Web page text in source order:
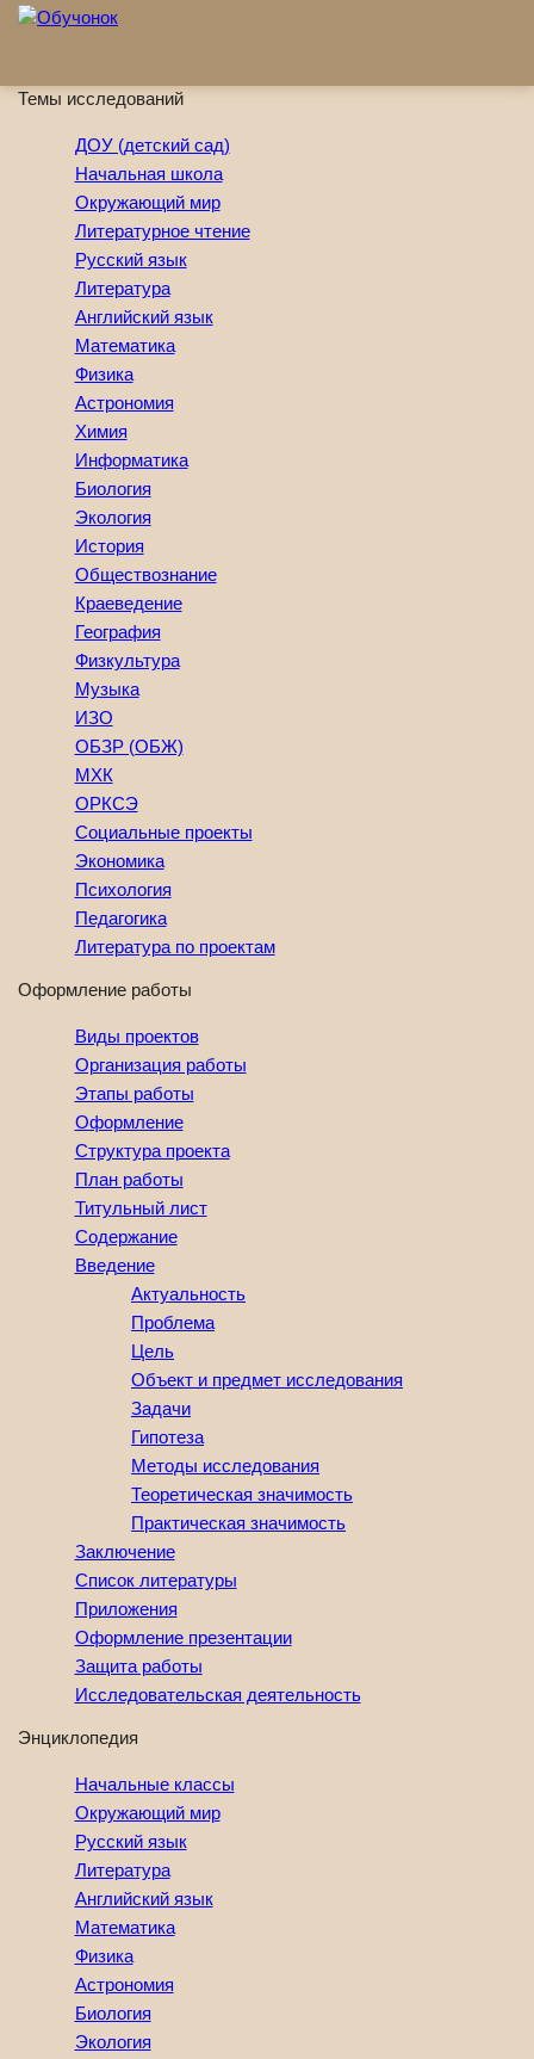
Перейти к основному содержанию
Темы исследований
ДОУ (детский сад)
Начальная школа
Окружающий мир
Литературное чтение
Русский язык
Литература
Английский язык
Математика
Физика
Астрономия
Химия
Информатика
Биология
Экология
История
Обществознание
Краеведение
География
Физкультура
Музыка
ИЗО
ОБЗР (ОБЖ)
МХК
ОРКСЭ
Социальные проекты
Экономика
Психология
Педагогика
Литература по проектам
Оформление работы
Виды проектов
Организация работы
Этапы работы
Оформление
Структура проекта
План работы
Титульный лист
Содержание
Введение
Актуальность
Проблема
Цель
Объект и предмет исследования
Задачи
Гипотеза
Методы исследования
Теоретическая значимость
Практическая значимость
Заключение
Список литературы
Приложения
Оформление презентации
Защита работы
Исследовательская деятельность
Энциклопедия
Начальные классы
Окружающий мир
Русский язык
Литература
Английский язык
Математика
Физика
Астрономия
Биология
Экология